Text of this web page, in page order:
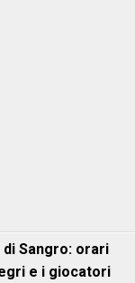
Sangro: orari
e i giocatori